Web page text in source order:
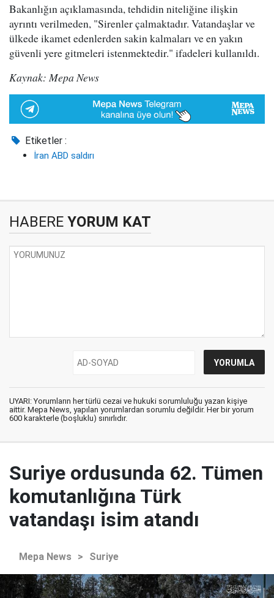
Bakanlığın açıklamasında, tehdidin niteliğine ilişkin
ayrıntı verilmeden, "Sirenler çalmaktadır. Vatandaşlar ve
ülkede ikamet edenlerden sakin kalmaları ve en yakın
güvenli yere gitmeleri istenmektedir." ifadeleri kullanıldı.
Kaynak: Mepa News
Etiketler :
İran ABD saldırı
HABERE YORUM KAT
UYARI: Yorumların her türlü cezai ve hukuki sorumluluğu yazan kişiye
aittir. Mepa News, yapılan yorumlardan sorumlu değildir. Her bir yorum
600 karakterle (boşluklu) sınırlıdır.
Suriye ordusunda 62. Tümen
komutanlığına Türk
vatandaşı isim atandı
Mepa News > Suriye